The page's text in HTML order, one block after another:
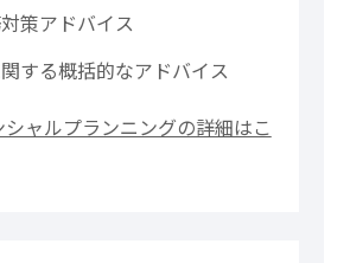
策アドバイス
する概括的なアドバイス
ャルプランニングの詳細はこ